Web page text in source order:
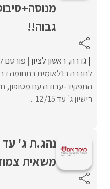
גבוה!!
גדרה ראשון לציון פורסם
התפקיד-עבודה עם מסופון,
רישיון ג' עד 12/15 ...
משאית